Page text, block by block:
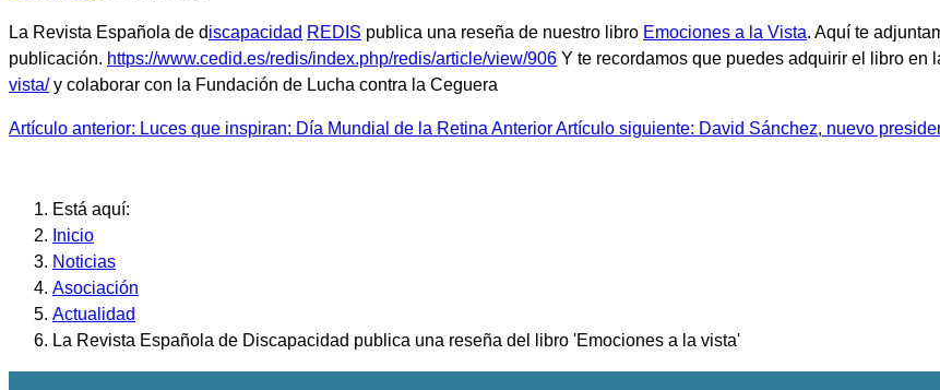
La Revista Española de discapacidad REDIS publica una reseña de nuestro libro Emociones a la Vista. Aquí te
publicación. https://www.cedid.es/redis/index.php/redis/article/view/906 Y te recordamos que puedes adquirir el libro en
vista/y colaborar con la Fundación de Lucha contra la Ceguera
Artículo anterior: Luces que inspiran: Día Mundial de la Retina AnteriorArtículo siguiente: David Sánchez, nuevo
Está aquí:
Inicio
Noticias
Asociación
Actualidad
La Revista Española de Discapacidad publica una reseña del libro 'Emociones a la vista'